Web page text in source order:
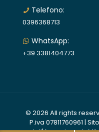
Telefono:
0396368713
WhatsApp:
+39 3381404773
© 2026 All rights
P.iva 07811760961 |